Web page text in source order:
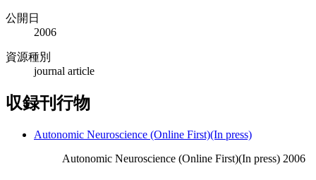
公開日
2006
資源種別
journal article
収録刊行物
Autonomic Neuroscience (Online First)(In press)
Autonomic Neuroscience (Online First)(In press) 2006